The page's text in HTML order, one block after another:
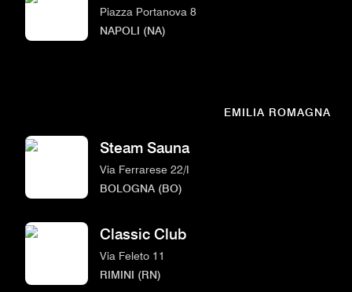
Piazza Portanova 8
NAPOLI (NA)
EMILIA ROMAGNA
Steam Sauna
Via Ferrarese 22/I
BOLOGNA (BO)
Classic Club
Via Feleto 11
RIMINI (RN)